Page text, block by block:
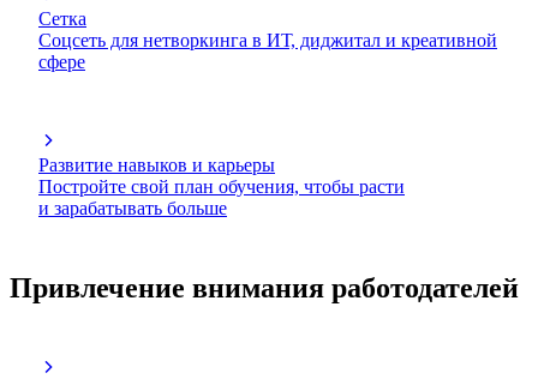
Сетка
Соцсеть для нетворкинга в ИТ, диджитал и креативной
сфере
Развитие навыков и карьеры
Постройте свой план обучения, чтобы расти
и зарабатывать больше
Привлечение внимания работодателей